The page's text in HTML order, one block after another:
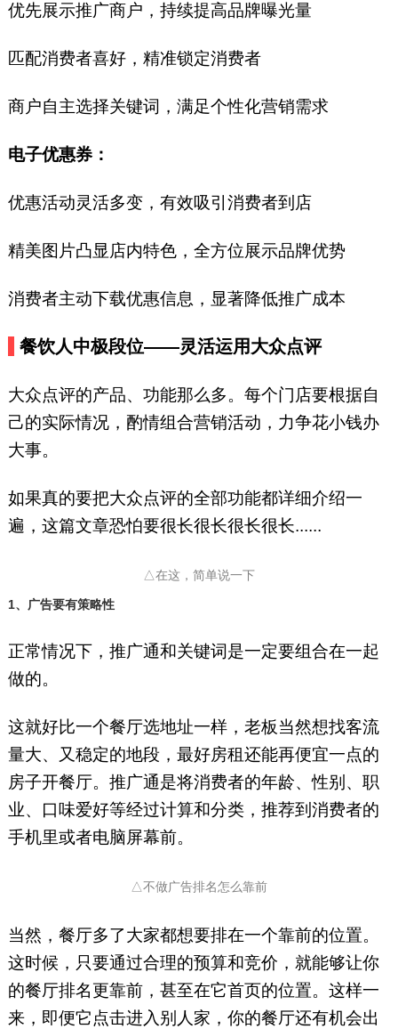
优先展示推广商户，持续提高品牌曝光量
匹配消费者喜好，精准锁定消费者
商户自主选择关键词，满足个性化营销需求
电子优惠券：
优惠活动灵活多变，有效吸引消费者到店
精美图片凸显店内特色，全方位展示品牌优势
消费者主动下载优惠信息，显著降低推广成本
餐饮人中极段位——灵活运用大众点评
大众点评的产品、功能那么多。每个门店要根据自
己的实际情况，酌情组合营销活动，力争花小钱办
大事。
如果真的要把大众点评的全部功能都详细介绍一
遍，这篇文章恐怕要很长很长很长很长......
△在这，简单说一下
1、广告要有策略性
正常情况下，推广通和关键词是一定要组合在一起
做的。
这就好比一个餐厅选地址一样，老板当然想找客流
量大、又稳定的地段，最好房租还能再便宜一点的
房子开餐厅。推广通是将消费者的年龄、性别、职
业、口味爱好等经过计算和分类，推荐到消费者的
手机里或者电脑屏幕前。
△不做广告排名怎么靠前
当然，餐厅多了大家都想要排在一个靠前的位置。
这时候，只要通过合理的预算和竞价，就能够让你
的餐厅排名更靠前，甚至在它首页的位置。这样一
来，即便它点击进入别人家，你的餐厅还有机会出